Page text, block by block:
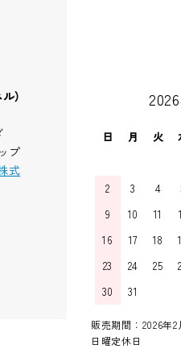
）
プ
式
日 月 火
2
3 4
9
10 11
16
17 18
23
24 25
30
31
販売期間：2026年2
日曜定休日